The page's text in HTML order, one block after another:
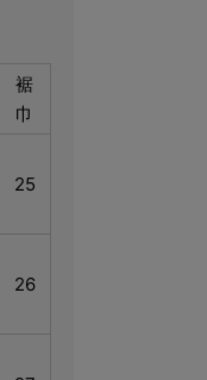
裾
巾
25
26